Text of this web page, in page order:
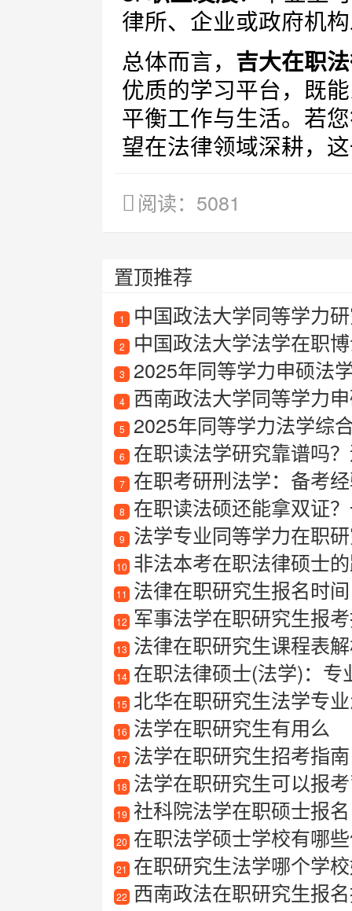
律所、企业或政府机
总体而言， 吉大在职
优质的学习平台，既
平衡工作与生活。若
望在法律领域深耕，
阅读：5081
置顶推荐
1 中国政法大学同等学力
2 中国政法大学法学在职
3 2025年同等学力申硕法
4 西南政法大学同等学力
5 2025年同等学力法学综
6 在职读法学研究靠谱吗
7 在职考研刑法学：备考
8 在职读法硕还能拿双证？
9 法学专业同等学力在职
10 非法本考在职法律硕士
11 法律在职研究生报名时间
12 军事法学在职研究生报考指
13 法律在职研究生课程表解
14 在职法律硕士(法学)：
15 北华在职研究生法学专
16 法学在职研究生有用么
17 法学在职研究生招考指南
18 法学在职研究生可以报
19 社科院法学在职硕士报名
20 在职法学硕士学校有哪些值
21 在职研究生法学哪个学
22 西南政法在职研究生报